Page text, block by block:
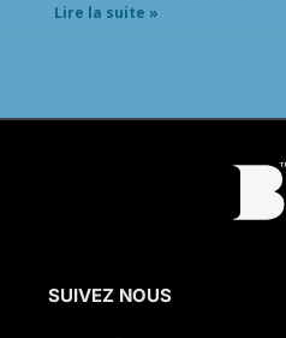
Lire la suite »
SUIVEZ NOUS